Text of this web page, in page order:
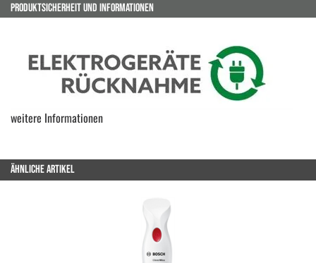
PRODUKTSICHERHEIT UND INFORMATIONEN
weitere Informationen
ÄHNLICHE ARTIKEL